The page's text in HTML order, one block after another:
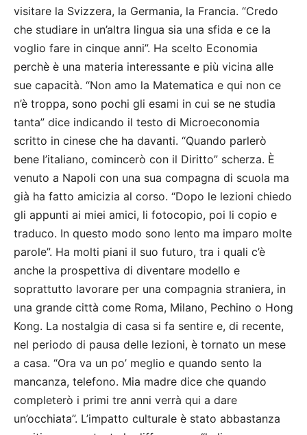
visitare la Svizzera, la Germania, la Francia. “Credo
che studiare in un’altra lingua sia una sfida e ce la
voglio fare in cinque anni”. Ha scelto Economia
perchè è una materia interessante e più vicina alle
sue capacità. “Non amo la Matematica e qui non ce
n’è troppa, sono pochi gli esami in cui se ne studia
tanta” dice indicando il testo di Microeconomia
scritto in cinese che ha davanti. “Quando parlerò
bene l’italiano, comincerò con il Diritto” scherza. È
venuto a Napoli con una sua compagna di scuola ma
già ha fatto amicizia al corso. “Dopo le lezioni chiedo
gli appunti ai miei amici, li fotocopio, poi li copio e
traduco. In questo modo sono lento ma imparo molte
parole”. Ha molti piani il suo futuro, tra i quali c’è
anche la prospettiva di diventare modello e
soprattutto lavorare per una compagnia straniera, in
una grande città come Roma, Milano, Pechino o Hong
Kong. La nostalgia di casa si fa sentire e, di recente,
nel periodo di pausa delle lezioni, è tornato un mese
a casa. “Ora va un po’ meglio e quando sento la
mancanza, telefono. Mia madre dice che quando
completerò i primi tre anni verrà qui a dare
un’occhiata”. L’impatto culturale è stato abbastanza